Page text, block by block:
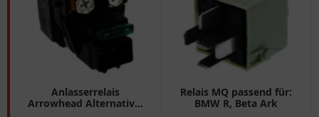
Anlasserrelais
Arrowhead Alternative:
Relais MQ passend für:
BMW R, Beta Ark